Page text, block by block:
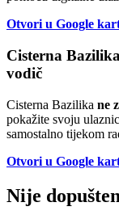
Otvori u Google
Cisterna
vodič
Cisterna Bazilika ne
pokažite svoju
samostalno tijekom
Otvori u Google
Nije